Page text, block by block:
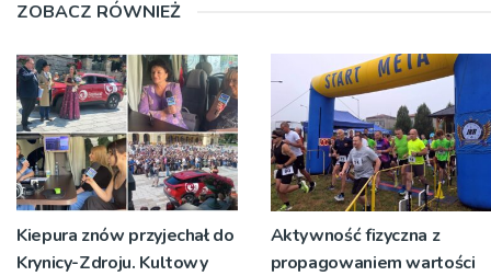
ZOBACZ RÓWNIEŻ
Kiepura znów przyjechał do
Krynicy-Zdroju. Kultowy
Aktywność fizyczna z
propagowaniem wartości